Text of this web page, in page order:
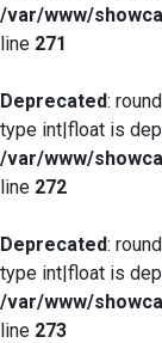
/var/www/
line 271
Deprecated:
type int|float is
/var/www/
line 272
Deprecated:
type int|float is
/var/www/
line 273